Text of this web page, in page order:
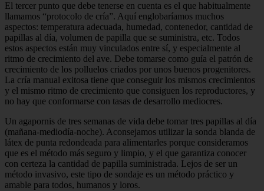
El tercer punto que debe tenerse en cuenta es el que habitualmente
llamamos “protocolo de cría”. Aquí englobaríamos muchos
aspectos: temperatura adecuada, humedad, contenedor, cantidad de
papillas al día, volumen de papilla que se suministra, etc. Todos
estos aspectos están muy vinculados entre sí, y especialmente al
ritmo de crecimiento del ave. Debe tomarse como guía el patrón de
crecimiento de los polluelos criados por unos buenos progenitores.
La cría manual exitosa tiene que conseguir los mismos crecimientos
y el mismo ritmo de crecimiento que consiguen los reproductores, y
no hay que conformarse con tasas de desarrollo mediocres.
Un agapornis de tres semanas de vida debe tomar tres papillas al día
(mañana-mediodía-noche). Aconsejamos utilizar la sonda blanda de
látex de punta redondeada para alimentarles porque consideramos
que es el método más seguro y limpio, y el que garantiza conocer
con certeza la cantidad de papilla suministrada. Lejos de ser un
método invasivo, este tipo de sondaje es un método práctico y
amable para todos, humanos y loros.